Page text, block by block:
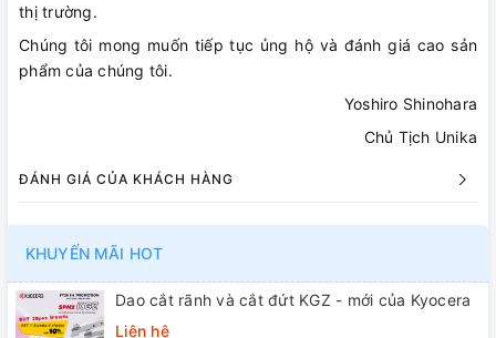
thị trường.
Chúng tôi mong muốn tiếp tục ủng hộ và đánh giá cao sản
phẩm của chúng tôi.
Yoshiro Shinohara
Chủ Tịch Unika
ĐÁNH GIÁ CỦA KHÁCH HÀNG
KHUYẾN MÃI HOT
Dao cắt rãnh và cắt đứt KGZ - mới của Kyocera
Liên hệ